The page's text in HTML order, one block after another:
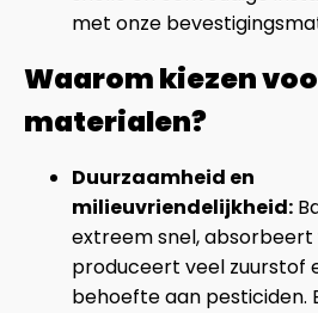
met onze
Waarom kiezen
materialen?
Duurzaamheid en
milieuvriendelijkheid:
extreem snel, absorbeert
produceert veel zuurstof
behoefte aan pesticiden.